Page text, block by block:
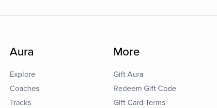
Aura
Explore
Coaches
Tracks
More
Gift Aura
Redeem Gift Code
Gift Card Terms